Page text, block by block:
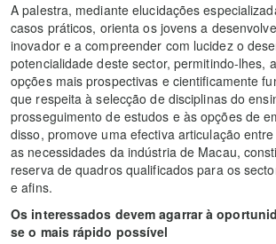
A palestra, mediante elucidações
casos práticos, orienta os jovens a
inovador e a compreender com lucidez o
potencialidade deste sector, permitindo-lhes,
opções mais prospectivas e cientificamente
que respeita à selecção de disciplinas do
prosseguimento de estudos e às opções de
disso, promove uma efectiva articulação
as necessidades da indústria de Macau,
reserva de quadros qualificados para os
e afins.
Os interessados devem agarrar à
se o mais rápido possível